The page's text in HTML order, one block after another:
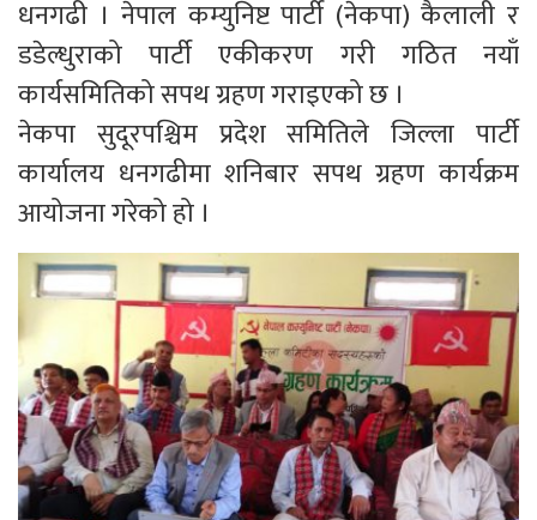
धनगढी । नेपाल कम्युनिष्ट पार्टी (नेकपा) कैलाली र
डडेल्धुराको पार्टी एकीकरण गरी गठित नयाँ
कार्यसमितिको सपथ ग्रहण गराइएको छ ।
नेकपा सुदूरपश्चिम प्रदेश समितिले जिल्ला पार्टी
कार्यालय धनगढीमा शनिबार सपथ ग्रहण कार्यक्रम
आयोजना गरेको हो ।